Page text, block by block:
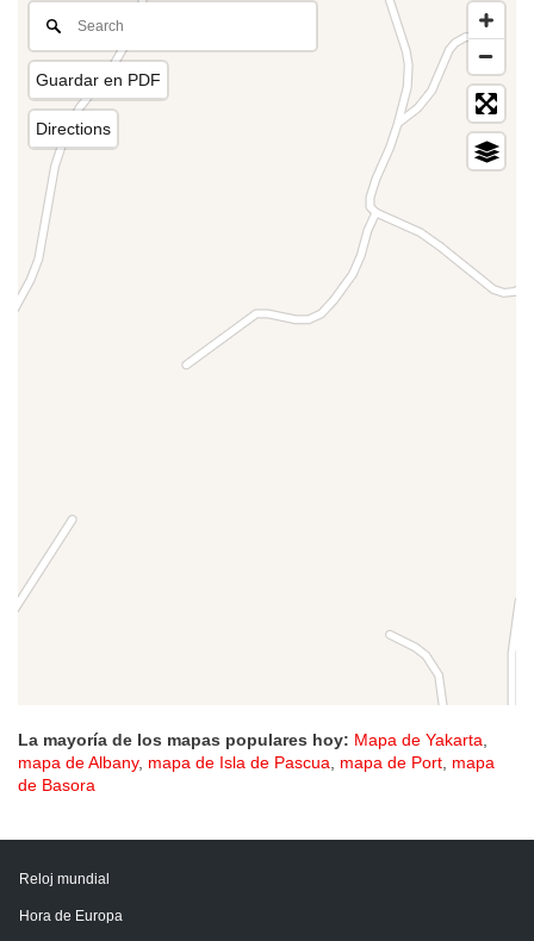
Guardar en PDF
Directions
La mayoría de los mapas populares hoy: Mapa de Yakarta,
mapa de Albany, mapa de Isla de Pascua, mapa de Port, mapa
de Basora
Reloj mundial
Hora de Europa